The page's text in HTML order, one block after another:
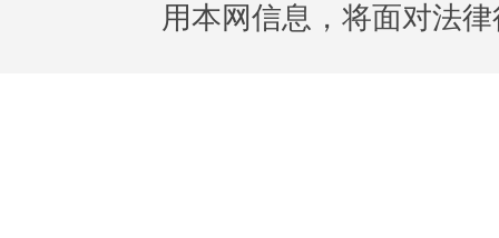
用本网信息，将面对法